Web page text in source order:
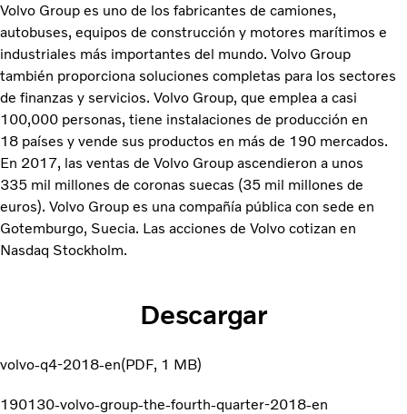
Volvo Group es uno de los fabricantes de camiones,
autobuses, equipos de construcción y motores marítimos e
industriales más importantes del mundo. Volvo Group
también proporciona soluciones completas para los sectores
de finanzas y servicios. Volvo Group, que emplea a casi
100,000 personas, tiene instalaciones de producción en
18 países y vende sus productos en más de 190 mercados.
En 2017, las ventas de Volvo Group ascendieron a unos
335 mil millones de coronas suecas (35 mil millones de
euros). Volvo Group es una compañía pública con sede en
Gotemburgo, Suecia. Las acciones de Volvo cotizan en
Nasdaq Stockholm.
Descargar
volvo-q4-2018-en PDF 1 MB
190130-volvo-group-the-fourth-quarter-2018-en